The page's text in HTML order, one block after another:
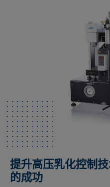
提升高压乳化控制
的成功